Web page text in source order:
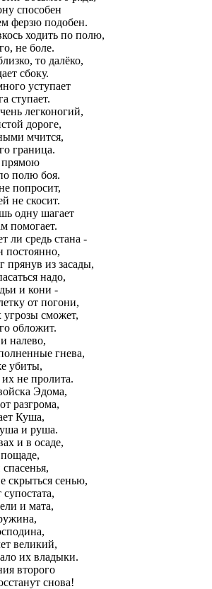
способен
ферзю подобен.
ходить по полю,
не боле.
то далёко,
сбоку.
уступает
ступает.
легконогий,
дороге,
мчится,
граница.
прямою
полю боя.
попросит,
не скосит.
одну шагает
помогает.
ли средь стана -
постоянно,
прянув из засады,
надо,
и кони -
от погони,
угрозы сможет,
обложит.
налево,
гнева,
убиты,
не пролита.
Эдома,
разгрома,
Куша,
и руша.
и в осаде,
скрыться сенью,
и мата,
великий,
их владыки.
второго
снова!